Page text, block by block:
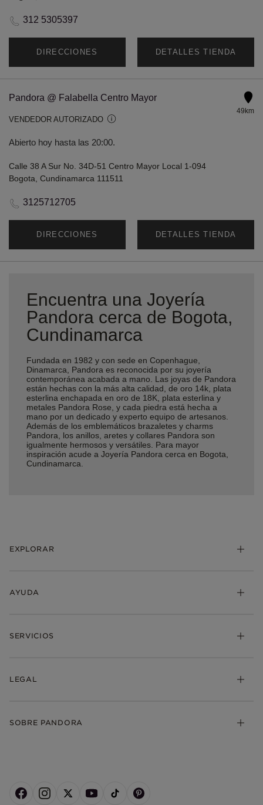
312 5305397
DIRECCIONES DETALLES TIENDA
Pandora @ Falabella Centro Mayor
VENDEDOR AUTORIZADO
Abierto hoy hasta las 20:00.
49km
Calle 38 A Sur No. 34D-51 Centro Mayor Local 1-094
Bogota, Cundinamarca 111511
3125712705
DIRECCIONES DETALLES TIENDA
Encuentra una Joyería
Pandora cerca de Bogota,
Cundinamarca
Fundada en 1982 y con sede en Copenhague,
Dinamarca, Pandora es reconocida por su joyería
contemporánea acabada a mano. Las joyas de Pandora
están hechas con la más alta calidad, de oro 14k, plata
esterlina enchapada en oro de 18K, plata esterlina y
metales Pandora Rose, y cada piedra está hecha a
mano por un dedicado y experto equipo de artesanos.
Además de los emblemáticos brazaletes y charms
Pandora, los anillos, aretes y collares Pandora son
igualmente hermosos y versátiles. Para mayor
inspiración acude a Joyería Pandora cerca en Bogota,
Cundinamarca.
EXPLORAR
AYUDA
SERVICIOS
LEGAL
SOBRE PANDORA